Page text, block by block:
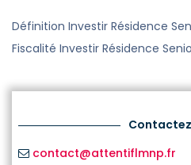
Définition Investir Résidence
Fiscalité Investir Résidence
contact@attentiflmnp.fr